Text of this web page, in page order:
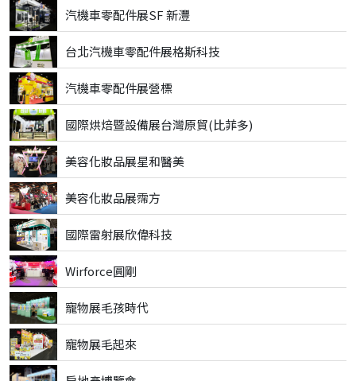
汽機車零配件展SF 新灃
台北汽機車零配件展格斯科技
汽機車零配件展營標
國際烘焙暨設備展台灣原貿(比菲多)
美容化妝品展星和醫美
美容化妝品展霈方
國際雷射展欣偉科技
Wirforce圓剛
寵物展毛孩時代
寵物展毛起來